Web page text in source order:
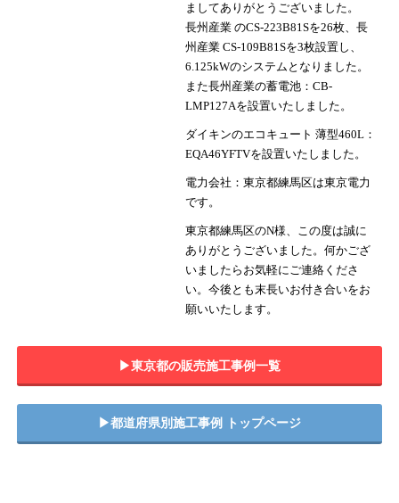
ましてありがとうございました。
長州産業 のCS-223B81Sを26枚、長
州産業 CS-109B81Sを3枚設置し、
6.125kWのシステムとなりました。
また長州産業の蓄電池：CB-
LMP127Aを設置いたしました。
ダイキンのエコキュート 薄型460L：
EQA46YFTVを設置いたしました。
電力会社：東京都練馬区は東京電力
です。
東京都練馬区のN様、この度は誠に
ありがとうございました。何かござ
いましたらお気軽にご連絡くださ
い。今後とも末長いお付き合いをお
願いいたします。
▶︎東京都の販売施工事例一覧
▶︎都道府県別施工事例 トップページ